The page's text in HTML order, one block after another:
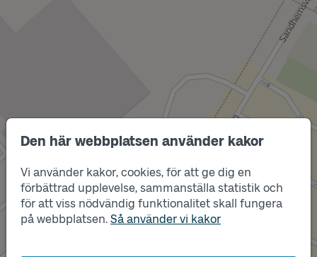
Den här webbplatsen använder kakor
Vi använder kakor, cookies, för att ge dig en
förbättrad upplevelse, sammanställa statistik och
för att viss nödvändig funktionalitet skall fungera
på webbplatsen. Så använder vi kakor
Läge
B